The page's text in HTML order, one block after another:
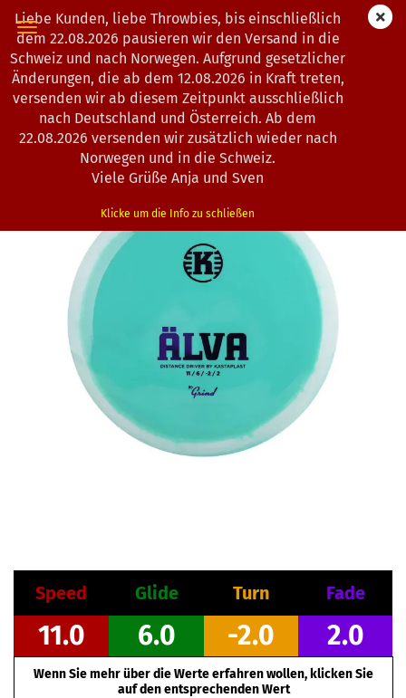
Liebe Kunden, liebe Throwbies, bis einschließlich
dem 22.08.2026 pausieren wir den Versand in die
Schweiz und nach Norwegen. Aufgrund gesetzlicher
Änderungen, die ab dem 12.08.2026 in Kraft treten,
versenden wir ab diesem Zeitpunkt ausschließlich
nach Deutschland und Österreich. Ab dem
22.08.2026 versenden wir zusätzlich wieder nach
Norwegen und in die Schweiz.
Viele Grüße Anja und Sven
Klicke um die Info zu schließen
« Erster « zurück weiter »
Letzter »
Artikel in dieser Kategorie
Kastaplast | Älva | K1-Grind
1303032 )
Speed Glide Turn Fade
11.0 6.0 -2.0 2.0
Wenn Sie mehr über die Werte erfahren wollen, klicken Sie
auf den entsprechenden Wert